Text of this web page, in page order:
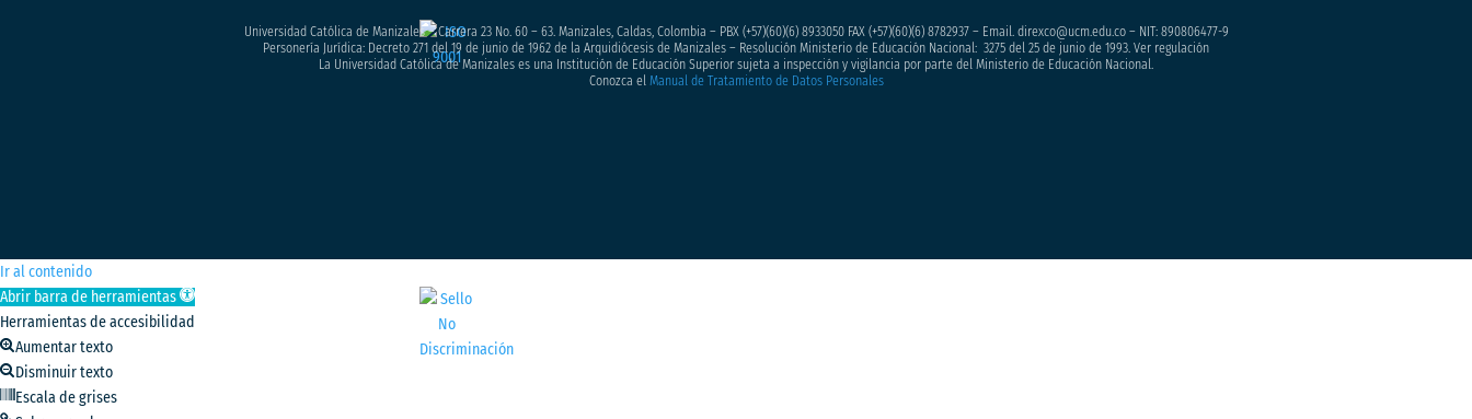
Universidad Católica de Manizales – Carrera 23 No. 60 – 63. Manizales, Caldas, Colombia – PBX (+57)(60)(6) 8933050FAX (+57)(60)(6) 8782937 – Email. direxco@ucm.edu.co – NIT: 890806477-9
Personería Jurídica: Decreto 271 del 19 de junio de 1962 de la Arquidiócesis de Manizales – Resolución Ministerio de Educación Nacional: 3275 del 25 de junio de 1993. Ver regulación
La Universidad Católica de Manizales es una Institución de Educación Superior sujeta a inspección y vigilancia por parte del Ministerio de Educación Nacional.
Conozca el Manual de Tratamiento de Datos Personales
Ir al contenido
Abrir barra de herramientas
Herramientas de accesibilidad
Aumentar texto
Disminuir texto
Escala de grises